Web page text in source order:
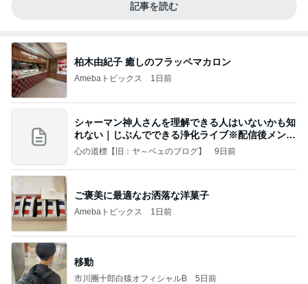
記事を読む
柏木由紀子 癒しのフラッペマカロン
Amebaトピックス 1日前
シャーマン神人さんを理解できる人はいないかも知
れない｜じぶんでできる浄化ライブ※配信後メンバ
ー限
心の道標【旧：ヤ～ベェのブログ】 9日前
ご褒美に最適なお洒落な洋菓子
Amebaトピックス 1日前
移動
市川團十郎白猿オフィシャルB 5日前